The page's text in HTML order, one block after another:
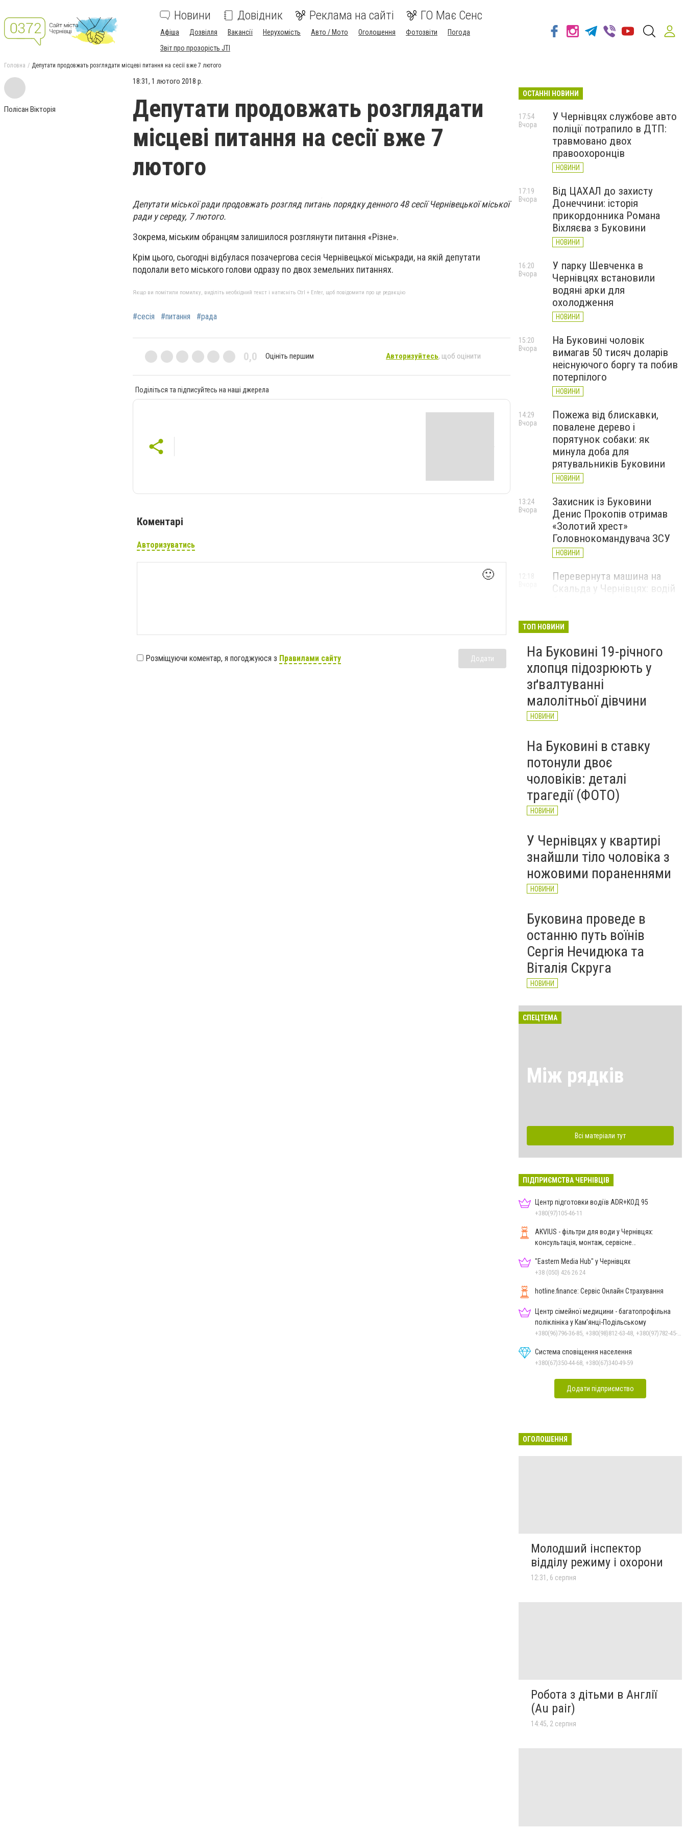
Новини Довідник Реклама на сайті ГО Має Сенс
Афіша Дозвілля Вакансії Нерухомість Авто / Мото Оголошення Фотозвіти
Погода
Звіт про прозорість JTI
Головна Депутати продовжать розглядати місцеві питання на сесії вже 7 лютого
Полісан Вікторія
18:31, 1 лютого 2018 р.
Депутати продовжать розглядати
місцеві питання на сесії вже 7
лютого
Депутати міської ради продовжать розгляд питань порядку денного 48 сесії Чернівецької міської
ради у середу, 7 лютого.
Зокрема, міським обранцям залишилося розглянути питання «Різне».
Крім цього, сьогодні відбулася позачергова сесія Чернівецької міськради, на якій депутати
подолали вето міського голови одразу по двох земельних питаннях.
Якщо ви помітили помилку, виділіть необхідний текст і натисніть Ctrl + Enter, щоб повідомити про це редакцію
#сесія #питання #рада
0,0 Оцініть першим Авторизуйтесь, щоб оцінити
Поділіться та підписуйтесь на наші джерела
Коментарі
Авторизуватись
🙂
Розміщуючи коментар, я погоджуюся з Правилами сайту Додати
ОСТАННІ НОВИНИ
У Чернівцях службове авто
поліції потрапило в ДТП:
травмовано двох
правоохоронців
НОВИНИ
17:54
Вчора
Від ЦАХАЛ до захисту
Донеччини: історія
прикордонника Романа
Віхляєва з Буковини
НОВИНИ
17:19
Вчора
У парку Шевченка в
Чернівцях встановили
водяні арки для
охолодження
НОВИНИ
16:20
Вчора
На Буковині чоловік
вимагав 50 тисяч доларів
неіснуючого боргу та побив
потерпілого
НОВИНИ
15:20
Вчора
Пожежа від блискавки,
повалене дерево і
порятунок собаки: як
минула доба для
рятувальників Буковини
НОВИНИ
14:29
Вчора
Захисник із Буковини
Денис Прокопів отримав
«Золотий хрест»
Головнокомандувача ЗСУ
НОВИНИ
13:24
Вчора
Перевернута машина на
Скальда у Чернівцях: водій
12:18
зафіксували новий
історичний температурний
максимум
НОВИНИ
Вчора
ТОП НОВИНИ
На Буковині 19-річного
хлопця підозрюють у
зґвалтуванні
малолітньої дівчини
НОВИНИ
На Буковині в ставку
потонули двоє
чоловіків: деталі
трагедії (ФОТО)
НОВИНИ
У Чернівцях у квартирі
знайшли тіло чоловіка з
ножовими пораненнями
НОВИНИ
Буковина проведе в
останню путь воїнів
Сергія Нечидюка та
Віталія Скруга
НОВИНИ
СПЕЦТЕМА
Між рядків
Всі матеріали тут
ПІДПРИЄМСТВА ЧЕРНІВЦІВ
Центр підготовки водіїв ADR+КОД 95
+380(97)105-46-11
AKVIUS - фільтри для води у Чернівцях:
консультація, монтаж, сервісне
"Eastern Media Hub" у Чернівцях
+38 (050) 426 26 24
hotline.finance: Сервіс Онлайн Страхування
Центр сімейної медицини - багатопрофільна
поліклініка у Кам’янці-Подільському
Система сповіщення населення
+380(67)350-44-68, +380(67)340-49-59
Додати підприємство
ОГОЛОШЕННЯ
Молодший інспектор
відділу режиму і охорони
12:31, 6 серпня
Робота з дітьми в Англії
(Au pair)
14:45, 2 серпня